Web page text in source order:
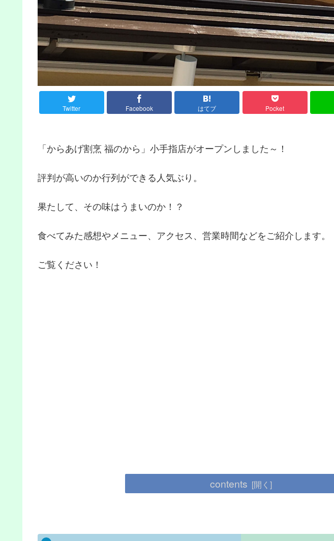
Twitter Facebook はてブ Pocket
「からあげ割烹 福のから」小手指店がオープンしました～！
評判が高いのか行列ができる人気ぶり。
果たして、その味はうまいのか！？
食べてみた感想やメニュー、アクセス、営業時間などをご紹介します。
ご覧ください！
contents